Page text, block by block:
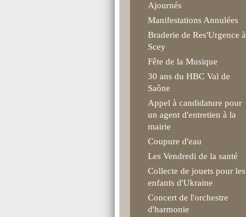
Ajournés
Manifestations Annulées
Braderie de Res'Urgence à
Scey
Fête de la Musique
30 ans du HBC Val de
Saône
Appel à candidature pour
un agent d'entretien à la
mairie
Coupure d'eau
Les Vendredi de la santé
Collecte de jouets pour les
enfants d'Ukraine
Concert de l'orchestre
d'harmonie